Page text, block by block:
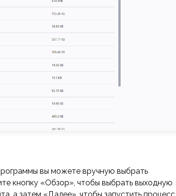
вы можете вручную выбрать
кнопку «Обзор», чтобы выбрать выходную